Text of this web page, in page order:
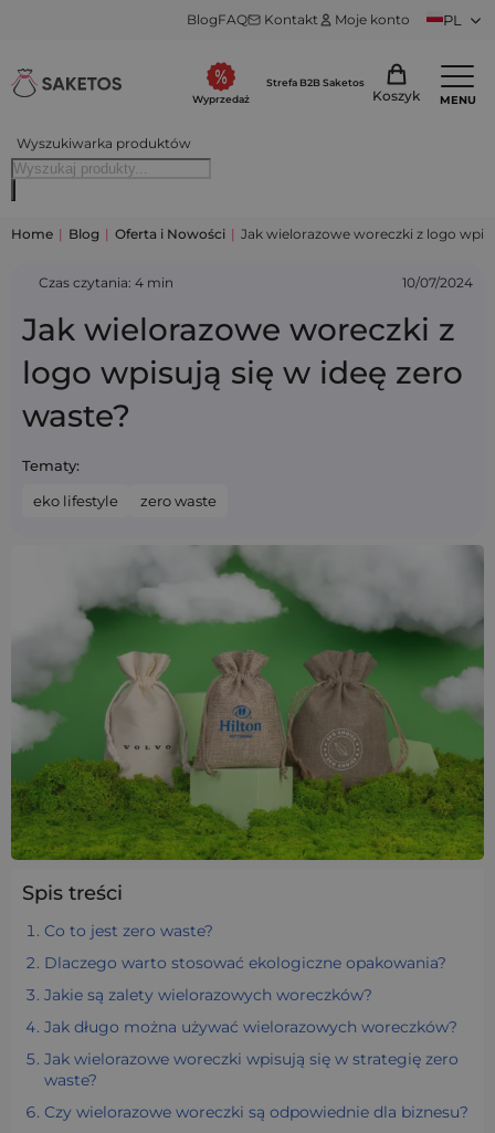
BlogFAQ Kontakt Moje konto PL
Wyszukiwarka produktów
Wyprzedaż
Strefa B2B Saketos
Koszyk MENU
Home | Blog | Oferta i Nowości | Jak wielorazowe woreczki z logo
Czas czytania: 4 min 10/07/2024
Jak wielorazowe woreczki z
logo wpisują się w ideę zero
waste?
Tematy:
eko lifestyle zero waste
Spis treści
Co to jest zero waste?
Dlaczego warto stosować ekologiczne opakowania?
Jakie są zalety wielorazowych woreczków?
Jak długo można używać wielorazowych woreczków?
Jak wielorazowe woreczki wpisują się w strategię zero
waste?
Czy wielorazowe woreczki są odpowiednie dla biznesu?